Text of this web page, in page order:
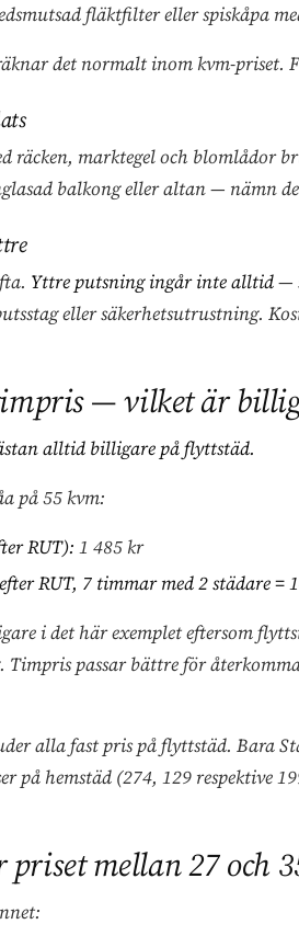
fläktfilter eller spiskåpa
det normalt inom kvm-priset.
räcken, marktegel och blomlådor
balkong eller altan — nämn
Yttre putsning ingår inte alltid—
eller säkerhetsutrustning.
— vilket är
alltid billigare på flyttstäd.
på 55 kvm:
RUT): 1 485 kr
RUT, 7 timmar med 2 städare =
i det här exemplet eftersom
Timpris passar bättre för
alla fast pris på flyttstäd. Bara
på hemstäd (274, 129 respektive
mellan 27 och